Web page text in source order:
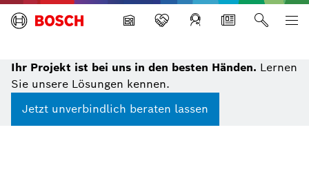
Building Technologies
Ihr Projekt ist bei uns in den besten Händen. Lernen
Sie unsere Lösungen kennen.
Jetzt unverbindlich beraten lassen